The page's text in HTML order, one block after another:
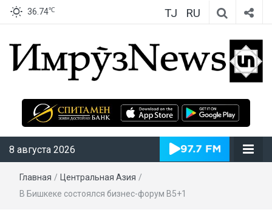
36.74℃ TJ RU
ИмрӯзNews
8 августа 2026
Главная / Центральная Азия /
В Бишкеке состоялся бизнес-форум B5+1